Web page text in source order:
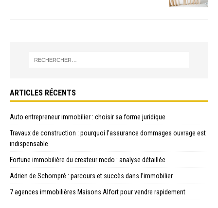
ARTICLES RÉCENTS
Auto entrepreneur immobilier : choisir sa forme juridique
Travaux de construction : pourquoi l’assurance dommages ouvrage est
indispensable
Fortune immobilière du createur mcdo : analyse détaillée
Adrien de Schompré : parcours et succès dans l’immobilier
7 agences immobilières Maisons Alfort pour vendre rapidement